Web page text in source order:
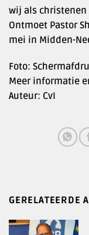
wij als
Ontmoet Pastor
mei in Midden-
Foto:
Meer informatie
Auteur: CvI
GERELATEERDE